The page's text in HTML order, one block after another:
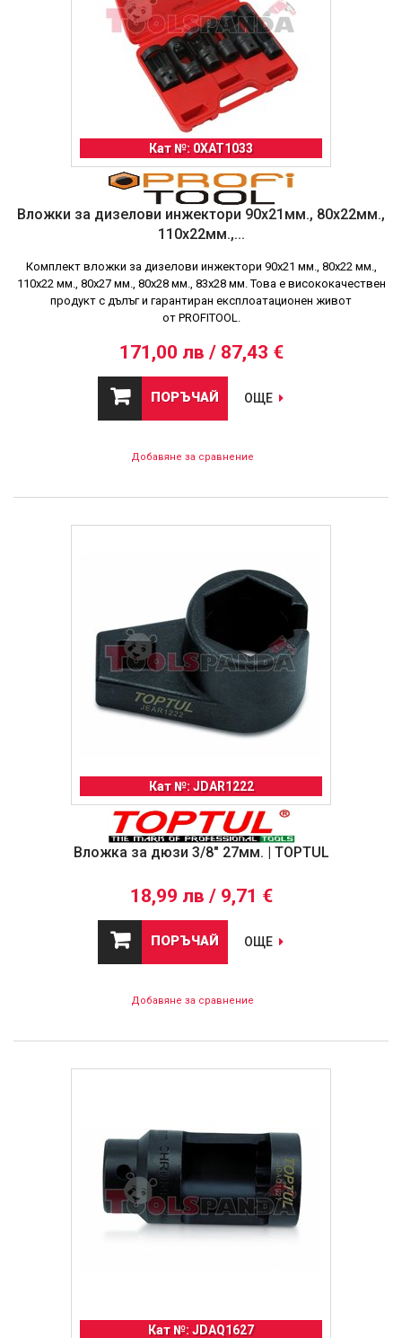
Кат №: 0XAT1033
Вложки за дизелови инжектори 90x21мм., 80x22мм.,
110x22мм.,...
Комплект вложки за дизелови инжектори 90x21 мм., 80x22 мм.,
110x22 мм., 80x27 мм., 80x28 мм., 83x28 мм. Това е висококачествен
продукт с дълъг и гарантиран експлоатационен живот
от PROFITOOL.
171,00 лв / 87,43 €
ПОРЪЧАЙ ОЩЕ
Добавяне за сравнение
Кат №: JDAR1222
Вложка за дюзи 3/8" 27мм. | TOPTUL
18,99 лв / 9,71 €
ПОРЪЧАЙ ОЩЕ
Добавяне за сравнение
Кат №: JDAQ1627